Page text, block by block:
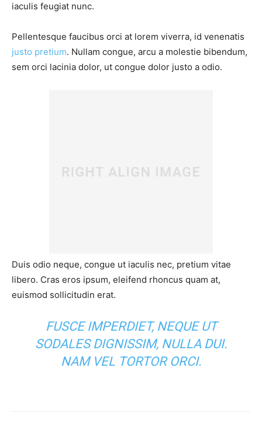
iaculis feugiat nunc.
Pellentesque faucibus orci at lorem viverra, id venenatis
justo pretium. Nullam congue, arcu a molestie bibendum,
sem orci lacinia dolor, ut congue dolor justo a odio.
Duis odio neque, congue ut iaculis nec, pretium vitae
libero. Cras eros ipsum, eleifend rhoncus quam at,
euismod sollicitudin erat.
FUSCE IMPERDIET, NEQUE UT
SODALES DIGNISSIM, NULLA DUI.
NAM VEL TORTOR ORCI.